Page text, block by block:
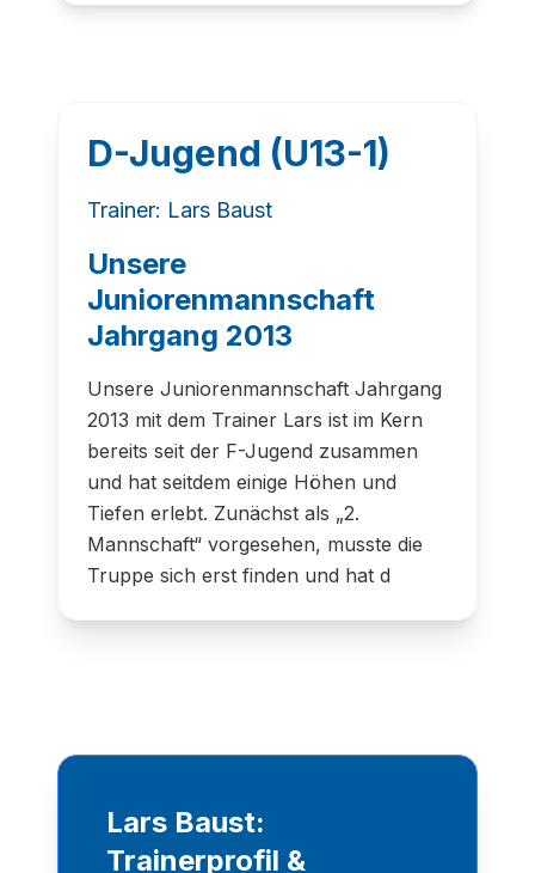
D-Jugend (U13-1)
Trainer: Lars Baust
Unsere
Juniorenmannschaft
Jahrgang 2013
Unsere Juniorenmannschaft Jahrgang
2013 mit dem Trainer Lars ist im Kern
bereits seit der F-Jugend zusammen
und hat seitdem einige Höhen und
Tiefen erlebt. Zunächst als „2.
Mannschaft“ vorgesehen, musste die
Truppe sich erst finden und hat dafür
Lars Baust: